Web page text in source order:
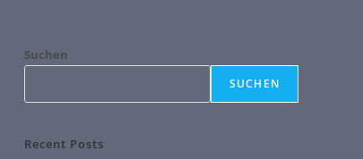
Suchen
SUCHEN
Recent Posts